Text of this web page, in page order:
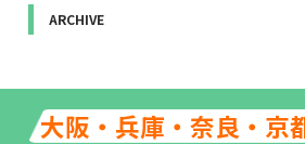
ARCHIVE
大阪・兵庫・奈良・京